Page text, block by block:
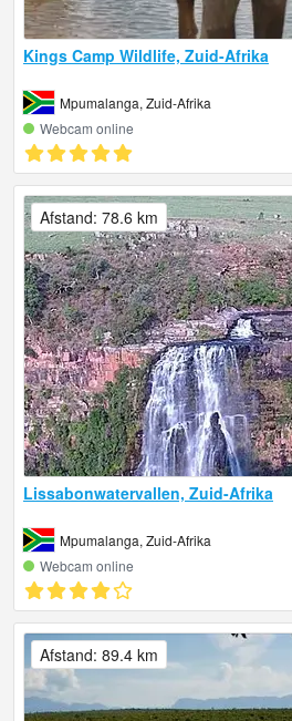
Kings Camp Wildlife, Zuid-Afrika
Mpumalanga, Zuid-Afrika
Webcam online
Lissabonwatervallen, Zuid-Afrika
Mpumalanga, Zuid-Afrika
Webcam online
Afstand: 78.6 km
Afstand: 89.4 km